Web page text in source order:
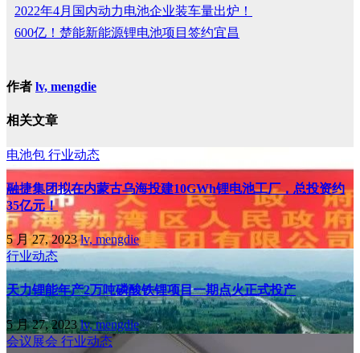
2022年4月国内动力电池企业装车量出炉！
600亿！楚能新能源锂电池项目签约宜昌
作者 lv, mengdie
相关文章
电池包 行业动态
融捷集团拟在内蒙古乌海投建10GWh锂电池工厂，总投资约
35亿元！
5 月 27, 2023lv, mengdie
行业动态
天力锂能年产2万吨磷酸铁锂项目一期点火正式投产
5 月 27, 2023lv, mengdie
会议展会 行业动态